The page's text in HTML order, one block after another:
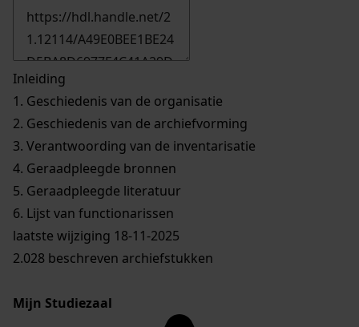
Inleiding
1. Geschiedenis van de organisatie
2. Geschiedenis van de archiefvorming
3. Verantwoording van de inventarisatie
4. Geraadpleegde bronnen
5. Geraadpleegde literatuur
6. Lijst van functionarissen
laatste wijziging 18-11-2025
2.028 beschreven archiefstukken
Mijn Studiezaal